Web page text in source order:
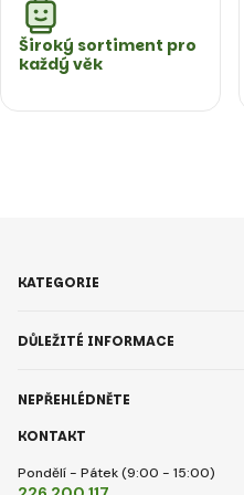
Široký sortiment pro
každý věk
KONTAKT
Pondělí - Pátek (9:00 - 15:00)
KATEGORIE
DŮLEŽITÉ INFORMACE
NEPŘEHLÉDNĚTE